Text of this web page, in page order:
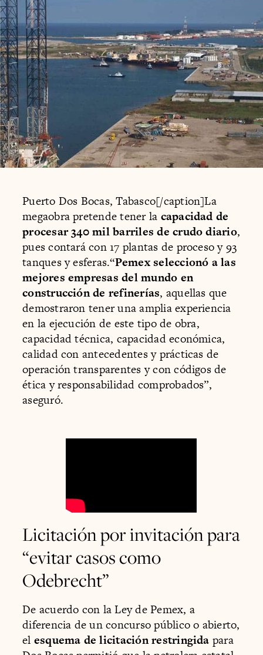
Puerto Dos Bocas, Tabasco[/caption]La
megaobra pretende tener la capacidad de
procesar 340 mil barriles de crudo diario,
pues contará con 17 plantas de proceso y 93
tanques y esferas.“Pemex seleccionó a las
mejores empresas del mundo en
construcción de refinerías, aquellas que
demostraron tener una amplia experiencia
en la ejecución de este tipo de obra,
capacidad técnica, capacidad económica,
calidad con antecedentes y prácticas de
operación transparentes y con códigos de
ética y responsabilidad comprobados”,
aseguró.
Licitación por invitación para
“evitar casos como
Odebrecht”
De acuerdo con la Ley de Pemex, a
diferencia de un concurso público o abierto,
el esquema de licitación restringida para